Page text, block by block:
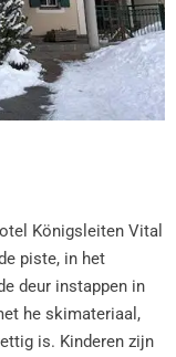
Königsleiten Vital
piste, in het
deur instappen in
he skimateriaal,
is. Kinderen zijn